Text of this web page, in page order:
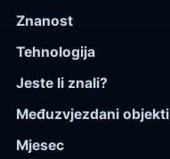
Znanost
Tehnologija
Jeste li znali?
Međuzvjezdani objekti
Mjesec